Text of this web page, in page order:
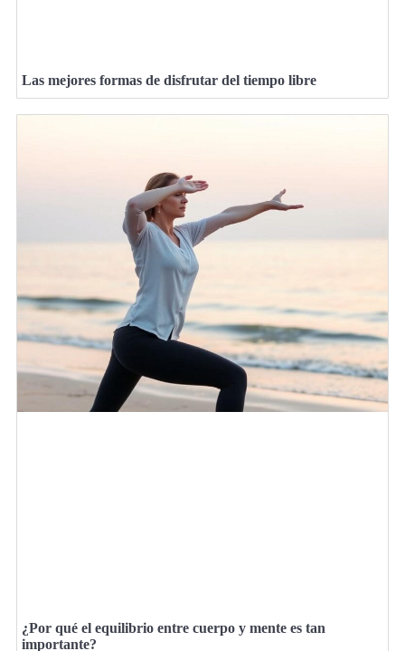
Las mejores formas de disfrutar del tiempo libre
¿Por qué el equilibrio entre cuerpo y mente es tan
importante?